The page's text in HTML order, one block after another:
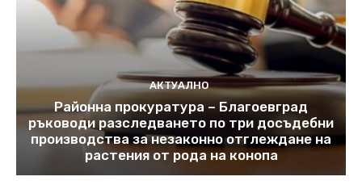
АКТУАЛНО
Районна прокуратура – Благоевград
ръководи разследването по три досъдебни
производства за незаконно отглеждане на
растения от рода на конопа